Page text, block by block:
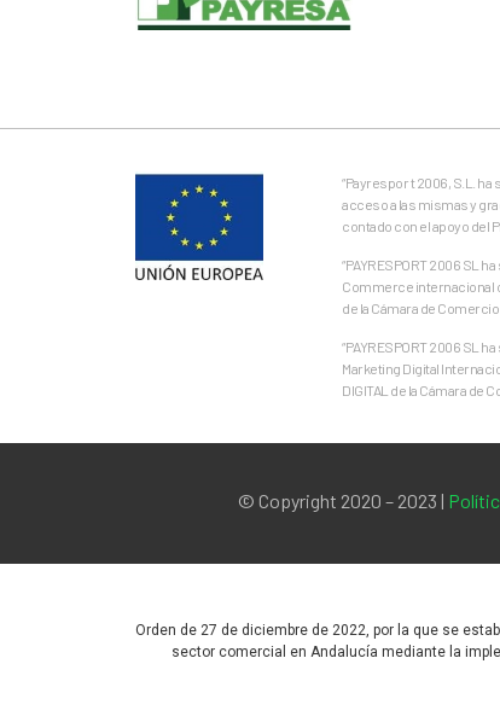
“Payrespor t 2006, S.L.
acceso a las mismas y
contado con el apoyo del
“PAYRESPORT 2006 SL
Commerce internacional
de la Cámara de
“PAYRESPORT 2006 SL
Marketing Digital
DIGITAL de la Cámara de
© Copyright 2020 – 2023 |
Orden de 27 de diciembre de 2022, por la que se
sector comercial en Andalucía mediante la